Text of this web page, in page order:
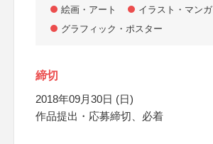
絵画・アート
イラスト・マンガ
グラフィック・ポスター
締切
2018年09月30日 (日)
作品提出・応募締切、必着